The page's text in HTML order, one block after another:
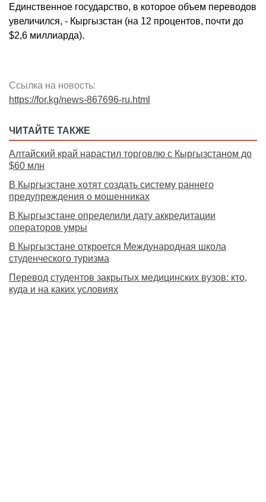
Единственное государство, в которое объем переводов
увеличился, - Кыргызстан (на 12 процентов, почти до
$2,6 миллиарда).
Ссылка на новость:
https://for.kg/news-867696-ru.html
ЧИТАЙТЕ ТАКЖЕ
Алтайский край нарастил торговлю с Кыргызстаном до
$60 млн
В Кыргызстане хотят создать систему раннего
предупреждения о мошенниках
В Кыргызстане определили дату аккредитации
операторов умры
В Кыргызстане откроется Международная школа
студенческого туризма
Перевод студентов закрытых медицинских вузов: кто,
куда и на каких условиях